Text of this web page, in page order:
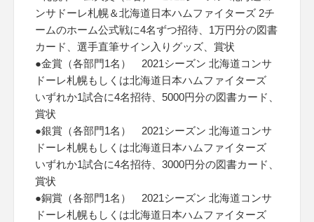
ンサドーレ札幌＆北海道日本ハムファイターズ 2チ
ームのホーム公式戦に4名ずつ招待、1万円分の図書
カード、選手直筆サイン入りグッズ、賞状
●金賞（各部門1名） 2021シーズン 北海道コンサ
ドーレ札幌もしくは北海道日本ハムファイターズ
いずれか1試合に4名招待、5000円分の図書カード、
賞状
●銀賞（各部門1名） 2021シーズン 北海道コンサ
ドーレ札幌もしくは北海道日本ハムファイターズ
いずれか1試合に4名招待、3000円分の図書カード、
賞状
●銅賞（各部門1名） 2021シーズン 北海道コンサ
ドーレ札幌もしくは北海道日本ハムファイターズ